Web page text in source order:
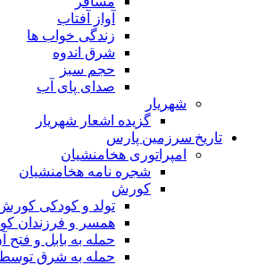
آواز آفتاب
زندگی خواب ها
شرق اندوه
حجم سبز
صدای پای آب
شهریار
گزیده اشعار شهریار
تاریخ سرزمین پارس
امپراتوری هخامنشیان
شجره نامه هخامنشیان
کورش
تولد و کودکی
همسر و فرزندان
حمله به بابل و
حمله به شرق